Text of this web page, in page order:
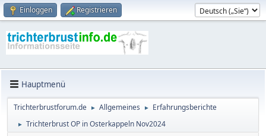
Einloggen Registrieren
Hauptmenü
Trichterbrustforum.de ► Allgemeines ► Erfahrungsberichte
► Trichterbrust OP in Osterkappeln Nov2024